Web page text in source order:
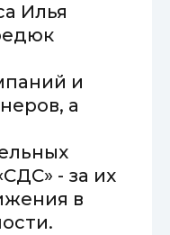
Илья
и
а
- за их
в